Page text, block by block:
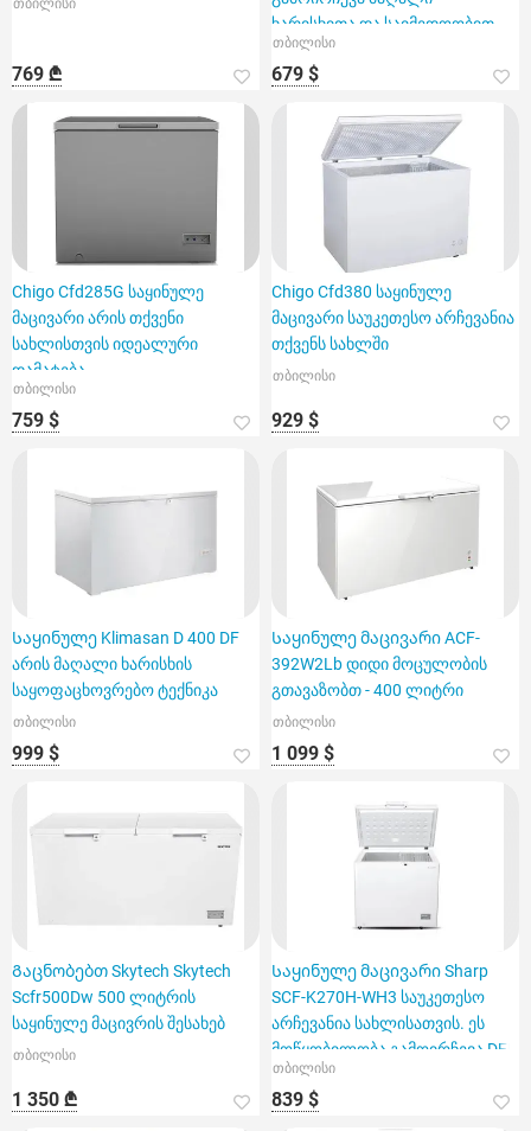
თბილისი
769 ₾
ხარისხითა და საიმედოობით.
თბილისი
679 $
Chigo Cfd285G საყინულე
მაცივარი არის თქვენი
სახლისთვის იდეალური
დამატება.
თბილისი
759 $
Chigo Cfd380 საყინულე
მაცივარი საუკეთესო არჩევანია
თქვენს სახლში
თბილისი
929 $
Საყინულე Klimasan D 400 DF
არის მაღალი ხარისხის
საყოფაცხოვრებო ტექნიკა
თბილისი
999 $
Საყინულე მაცივარი ACF-
392W2Lb დიდი მოცულობის
გთავაზობთ - 400 ლიტრი
თბილისი
1 099 $
Გაცნობებთ Skytech Skytech
Scfr500Dw 500 ლიტრის
საყინულე მაცივრის შესახებ
თბილისი
1 350 ₾
Საყინულე მაცივარი Sharp
SCF-K270H-WH3 საუკეთესო
არჩევანია სახლისათვის. ეს
მოწყობილობა გამოირჩევა DEF
თბილისი
839 $